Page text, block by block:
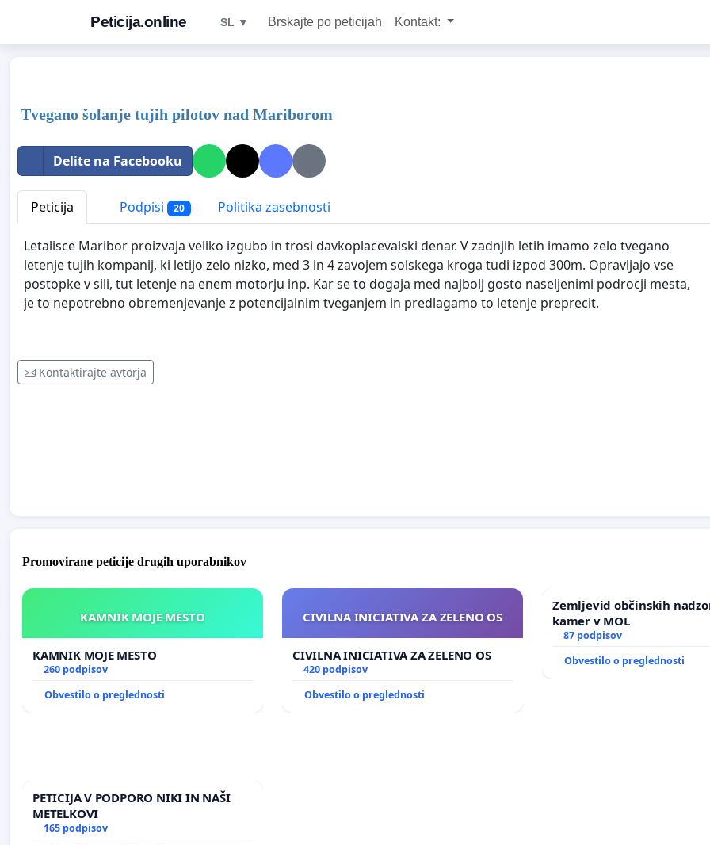
Peticija.online SL ▼ Brskajte po peticijah Kontakt:
Tvegano šolanje tujih pilotov nad Mariborom
Delite na Facebooku
Peticija Podpisi 20 Politika zasebnosti
Letalisce Maribor proizvaja veliko izgubo in trosi davkoplacevalski denar. V zadnjih letih imamo zelo tvegano
letenje tujih kompanij, ki letijo zelo nizko, med 3 in 4 zavojem solskega kroga tudi izpod 300m. Opravljajo vse
postopke v sili, tut letenje na enem motorju inp. Kar se to dogaja med najbolj gosto naseljenimi podrocji mesta,
je to nepotrebno obremenjevanje z potencijalnim tveganjem in predlagamo to letenje preprecit.
Kontaktirajte avtorja
Promovirane peticije drugih uporabnikov
KAMNIK MOJE MESTO
KAMNIK MOJE MESTO
260 podpisov
Obvestilo o preglednosti
CIVILNA INICIATIVA ZA ZELENO OS
CIVILNA INICIATIVA ZA ZELENO OS
420 podpisov
Obvestilo o preglednosti
Zemljevid občinskih
kamer v MOL
87 podpisov
Obvestilo o preglednosti
PETICIJA V PODPORO NIKI IN NAŠI
METELKOVI
165 podpisov